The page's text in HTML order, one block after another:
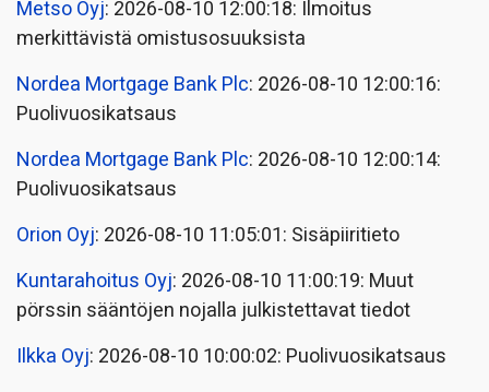
Metso Oyj: 2026-08-10 12:00:18: Ilmoitus
merkittävistä omistusosuuksista
Nordea Mortgage Bank Plc: 2026-08-10 12:00:16:
Puolivuosikatsaus
Nordea Mortgage Bank Plc: 2026-08-10 12:00:14:
Puolivuosikatsaus
Orion Oyj: 2026-08-10 11:05:01: Sisäpiiritieto
Kuntarahoitus Oyj: 2026-08-10 11:00:19: Muut
pörssin sääntöjen nojalla julkistettavat tiedot
Ilkka Oyj: 2026-08-10 10:00:02: Puolivuosikatsaus